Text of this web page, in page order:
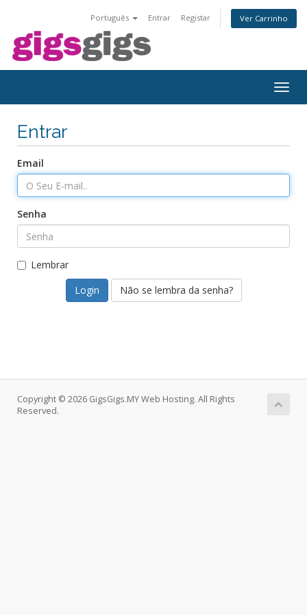
Português Entrar Registar Ver Carrinho
Entrar
Email
Senha
Lembrar
Não se lembra da senha?
Copyright © 2026 GigsGigs.MY Web Hosting. All Rights
Reserved.